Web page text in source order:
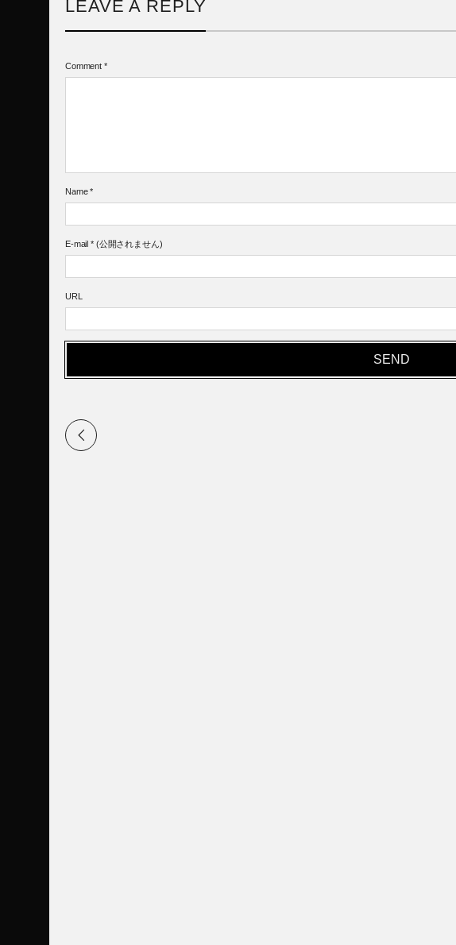
LEAVE A REPLY
Comment *
Name *
E-mail *(公開されません)
URL